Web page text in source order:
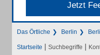
Jetzt
Das Örtliche Berlin
Startseite | Suchbegriffe |